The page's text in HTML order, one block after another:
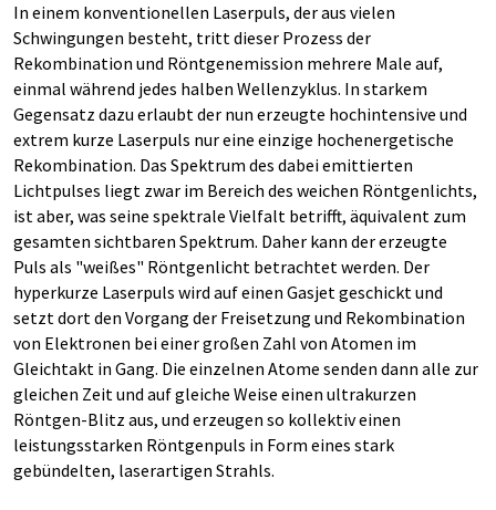
In einem konventionellen Laserpuls, der aus vielen
Schwingungen besteht, tritt dieser Prozess der
Rekombination und Röntgenemission mehrere Male auf,
einmal während jedes halben Wellenzyklus. In starkem
Gegensatz dazu erlaubt der nun erzeugte hochintensive und
extrem kurze Laserpuls nur eine einzige hochenergetische
Rekombination. Das Spektrum des dabei emittierten
Lichtpulses liegt zwar im Bereich des weichen Röntgenlichts,
ist aber, was seine spektrale Vielfalt betrifft, äquivalent zum
gesamten sichtbaren Spektrum. Daher kann der erzeugte
Puls als "weißes" Röntgenlicht betrachtet werden. Der
hyperkurze Laserpuls wird auf einen Gasjet geschickt und
setzt dort den Vorgang der Freisetzung und Rekombination
von Elektronen bei einer großen Zahl von Atomen im
Gleichtakt in Gang. Die einzelnen Atome senden dann alle zur
gleichen Zeit und auf gleiche Weise einen ultrakurzen
Röntgen-Blitz aus, und erzeugen so kollektiv einen
leistungsstarken Röntgenpuls in Form eines stark
gebündelten, laserartigen Strahls.